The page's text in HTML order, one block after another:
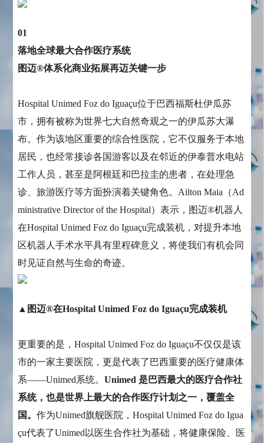
01
落地全球最大合作医疗系统
图迈®体系化商业拓展再迈关键一步
Hospital Unimed Foz do Iguaçu位于巴西福斯杜伊瓜苏
市，拥有被称为世界七大自然奇观之一的伊瓜苏大瀑
布。作为该地区重要的综合性医院，它不仅服务于本地
居民，也经常接诊各国游客以及在邻近的伊泰普水电站
工作人员，甚至是阿根廷和巴拉圭的患者，在处理急
诊、旅游医疗等方面扮演着关键角色。Ailton Maia（Ad
ministrative Director of the Hospital）表示，图迈®机器人
在Hospital Unimed Foz do Iguaçu完成装机，对提升本地
区机器人手术水平具有里程碑意义，将使我们有机会同
时见证自然与生命的奇迹。
▲图迈®在Hospital Unimed Foz do Iguaçu完成装机
更重要的是，Hospital Unimed Foz do Iguaçu不仅仅是该
市的一家主要医院，更是代表了巴西重要的医疗健康体
系——Unimed系统。Unimed 是巴西最大的医疗合作社
系统，也是世界上最大的合作医疗计划之一，覆盖全
国。作为Unimed旗舰医院，Hospital Unimed Foz do Igua
çu代表了Unimed以医生合作社为基础，将健康保险、医